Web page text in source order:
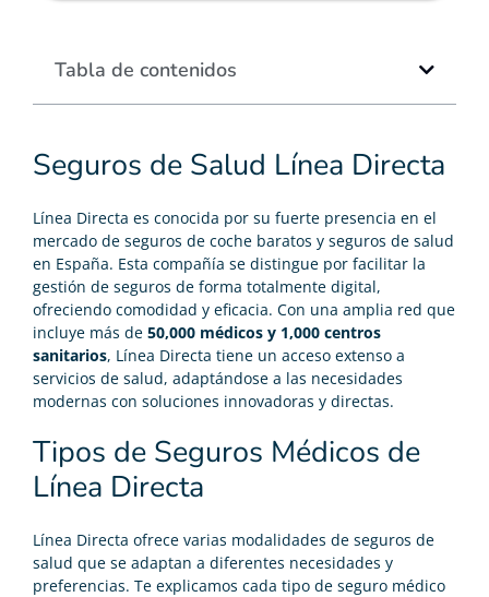
Seguros de Salud Línea Directa
Línea Directa es conocida por su fuerte presencia en el
mercado de seguros de coche baratos y seguros de salud
en España. Esta compañía se distingue por facilitar la
gestión de seguros de forma totalmente digital,
ofreciendo comodidad y eficacia. Con una amplia red que
incluye más de 50,000 médicos y 1,000 centros
sanitarios, Línea Directa tiene un acceso extenso a
servicios de salud, adaptándose a las necesidades
modernas con soluciones innovadoras y directas.
Tipos de Seguros Médicos de
Línea Directa
Línea Directa ofrece varias modalidades de seguros de
salud que se adaptan a diferentes necesidades y
preferencias. Te explicamos cada tipo de seguro médico
Tabla de contenidos